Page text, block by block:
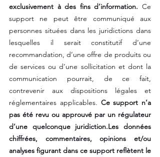
exclusivement à des fins d’information. Ce
support ne peut être communiqué aux
personnes situées dans les juridictions dans
lesquelles il serait constitutif d’une
recommandation, d’une offre de produits ou
de services ou d’une sollicitation et dont la
communication pourrait, de ce fait,
contrevenir aux dispositions légales et
réglementaires applicables. Ce support n’a
pas été revu ou approuvé par un régulateur
d’une quelconque juridiction.Les données
chiffrées, commentaires, opinions et/ou
analyses figurant dans ce support reflètent le